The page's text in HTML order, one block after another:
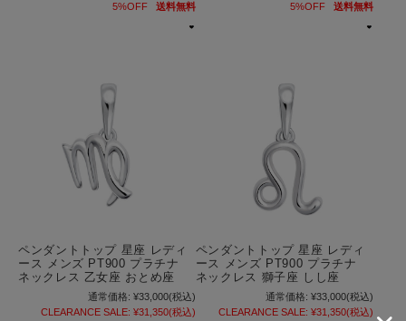
5%OFF
送料無料
5%OFF
送料無料
ペンダントトップ 星座 レディ
ース メンズ PT900 プラチナ
ネックレス 乙女座 おとめ座
通常価格: ¥33,000(税込)
CLEARANCE SALE: ¥31,350(税込)
ペンダントトップ 星座 レディ
ース メンズ PT900 プラチナ
ネックレス 獅子座 しし座
通常価格: ¥33,000(税込)
CLEARANCE SALE: ¥31,350(税込)